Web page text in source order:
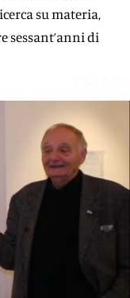
su materia,
sessant’anni di